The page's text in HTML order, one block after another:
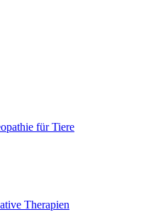
für Tiere
Therapien